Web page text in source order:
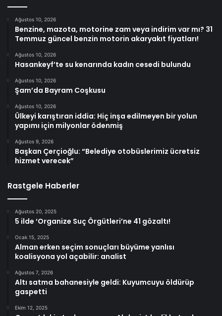
Ağustos 10, 2026
Benzine, mazota, motorine zam veya indirim var mı? 31
Temmuz güncel benzin motorin akaryakıt fiyatları!
Ağustos 10, 2026
Hasankeyf’te su kenarında kadın cesedi bulundu
Ağustos 10, 2026
Şam’da Bayram Coşkusu
Ağustos 10, 2026
Ülkeyi karıştıran iddia: Hiç inşa edilmeyen bir yolun
yapımı için milyonlar ödenmiş
Ağustos 9, 2026
Başkan Çerçioğlu: “Belediye otobüslerimiz ücretsiz
hizmet verecek”
Rastgele Haberler
Ağustos 20, 2025
5 ilde ‘Organize Suç Örgütleri’ne 41 gözaltı!
Ocak 15, 2025
Alman erken seçim sonuçları büyüme yanlısı
koalisyona yol açabilir: analist
Ağustos 7, 2026
Altı satma bahanesiyle geldi: Kuyumcuyu öldürüp
gaspetti
Ekim 12, 2025